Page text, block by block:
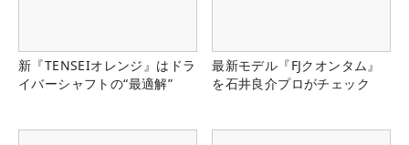
新『TENSEIオレンジ』はドラ
イバーシャフトの“最適解”
最新モデル『FJクオンタム』
を石井良介プロがチェック